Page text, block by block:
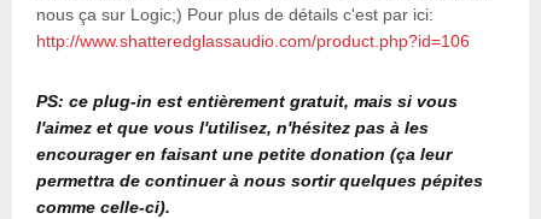
nous ça sur Logic;) Pour plus de détails c'est par ici:
http://www.shatteredglassaudio.com/product.php?id=106
PS: ce plug-in est entièrement gratuit, mais si vous
l'aimez et que vous l'utilisez, n'hésitez pas à les
encourager en faisant une petite donation (ça leur
permettra de continuer à nous sortir quelques pépites
comme celle-ci).